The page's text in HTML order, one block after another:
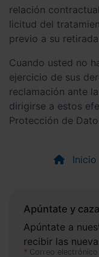
relación
licitud del
previo a su retirada
Cuando usted no
ejercicio de sus
reclamación ante
dirigirse a estos
Protección de
Inicio
Apúntate y
Apúntate a
recibir las
Correo electrónico